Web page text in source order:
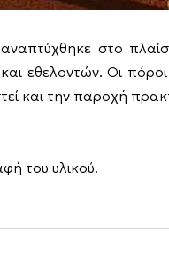
στο
Οι πόροι
και την παροχή
του υλικού.